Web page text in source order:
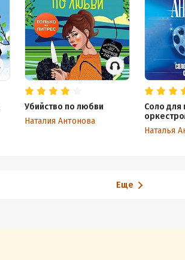
Убийство по любви
Наталия Антонова
Соло для
Наталья
Еще